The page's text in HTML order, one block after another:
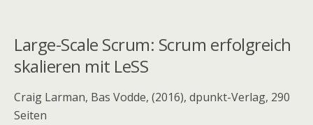
Large-Scale Scrum: Scrum erfolgreich
skalieren mit LeSS
Craig Larman, Bas Vodde, (2016), dpunkt-Verlag, 290
Seiten